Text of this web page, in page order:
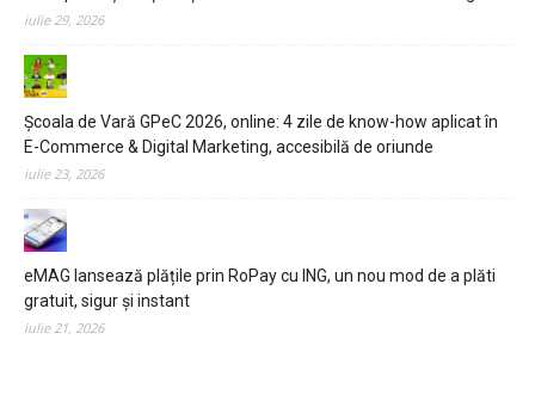
NEWS
EVENIMENTE
MARKETING
LEGAL & DP
iulie 29, 2026
Școala de Vară GPeC 2026, online: 4 zile de know-how aplicat în
E-Commerce & Digital Marketing, accesibilă de oriunde
iulie 23, 2026
eMAG lansează plățile prin RoPay cu ING, un nou mod de a plăti
gratuit, sigur și instant
iulie 21, 2026